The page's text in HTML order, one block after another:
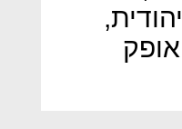
יהודית,